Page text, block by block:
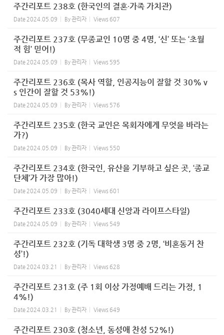
주간리포트 238호 (한국인의 결혼∙가족 가치관)
Date 2024.05.09 By관리자 Views 607
주간리포트 237호 (무종교인 10명 중 4명, ‘신’ 또는 ‘초월
적 힘’ 믿어!)
Date 2024.05.09 By관리자 Views 595
주간리포트 236호 (목사 역할, 인공지능이 잘할 것 30% v
s 인간이 잘할 것 53%!)
Date 2024.05.09 By관리자 Views 576
주간리포트 235호 (한국 교인은 목회자에게 무엇을 바라는
가?)
Date 2024.05.09 By관리자 Views 550
주간리포트 234호 (한국인, 유산을 기부하고 싶은 곳, ‘종교
단체’가 가장 많아!)
Date 2024.05.09 By관리자 Views 601
주간리포트 233호 (3040세대 신앙과 라이프스타일)
Date 2024.05.09 By관리자 Views 549
주간리포트 232호 (기독 대학생 3명 중 2명, ‘비혼동거 찬
성’!)
Date 2024.03.21 By관리자 Views 628
주간리포트 231호 (주 1회 이상 가정예배 드리는 가정, 1
4%!)
Date 2024.03.21 By관리자 Views 649
주간리포트 230호 (청소년, 동성애 찬성 52%!)